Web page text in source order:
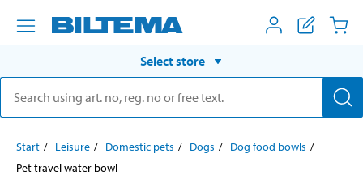
Select store
Start Leisure Domestic pets Dogs
Dog food bowls
Pet travel water bowl